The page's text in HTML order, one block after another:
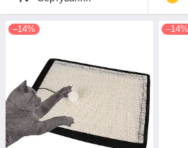
–14% –14%